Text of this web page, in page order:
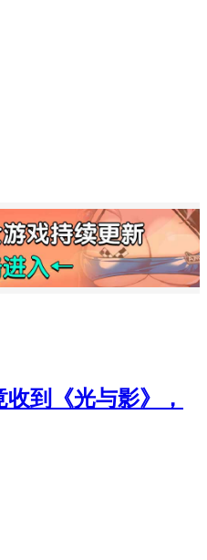
到《光与影》，